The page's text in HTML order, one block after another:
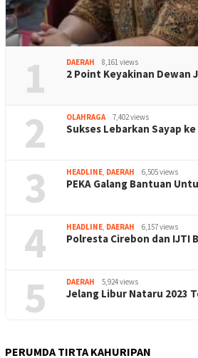
1 DAERAH 8,161 views
2 Point Keyakinan Dewan
2 OLAHRAGA 7,402 views
Sukses Lebarkan Sayap
3 HEADLINE, DAERAH 6,505 views
PEKA Galang Bantuan
4 HEADLINE, DAERAH 6,157 views
Polresta Cirebon dan IJTI
5 DAERAH 5,924 views
Jelang Libur Nataru 2023
PERUMDA TIRTA KAHURIPAN